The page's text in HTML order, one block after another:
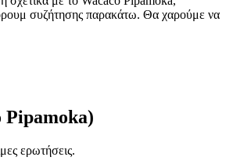
συζήτησης παρακάτω. Θα χαρούμε να
Pipamoka)
ερωτήσεις.